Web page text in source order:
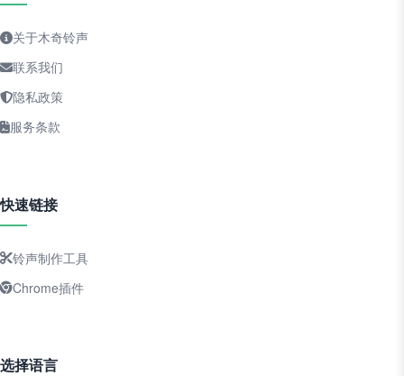
关于木奇铃声
联系我们
隐私政策
服务条款
快速链接
铃声制作工具
Chrome插件
选择语言